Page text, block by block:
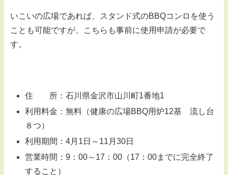
いこいの広場であれば、スタンド式のBBQコンロを使う
ことも可能ですが、こちらも事前に使用申請が必要で
す。
住 所：石川県金沢市山川町1番地1
利用料金：無料（健康の広場BBQ用炉12基 流し台
８つ）
利用期間：4月1日～11月30日
営業時間：9：00～17：00（17：00までに完全終了
すること）